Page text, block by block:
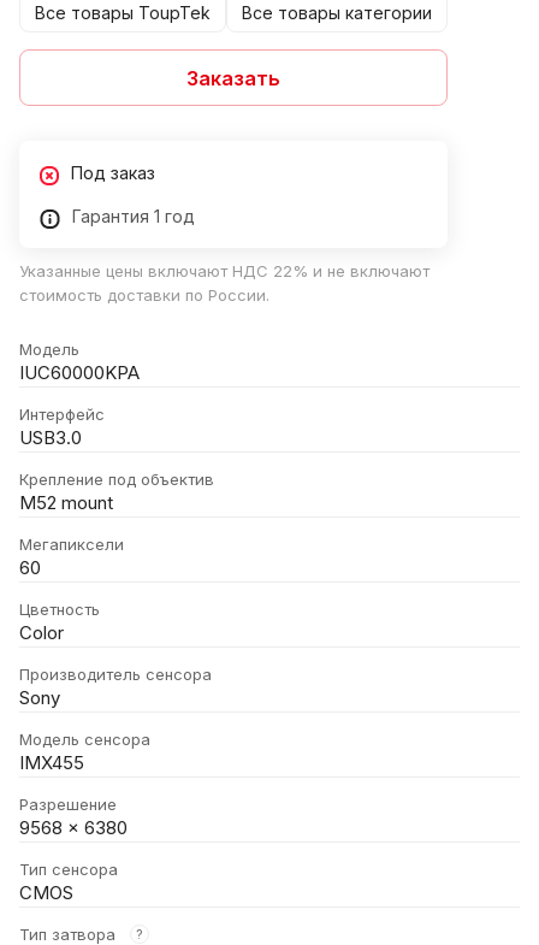
Все товары ToupTek Все товары категории
Заказать
Под заказ
Гарантия 1 год
Указанные цены включают НДС 22% и не включают
стоимость доставки по России.
Модель
IUC60000KPA
Интерфейс
USB3.0
Крепление под объектив
M52 mount
Мегапиксели
60
Цветность
Color
Производитель сенсора
Sony
Модель сенсора
IMX455
Разрешение
9568 × 6380
Тип сенсора
CMOS
Тип затвора ?